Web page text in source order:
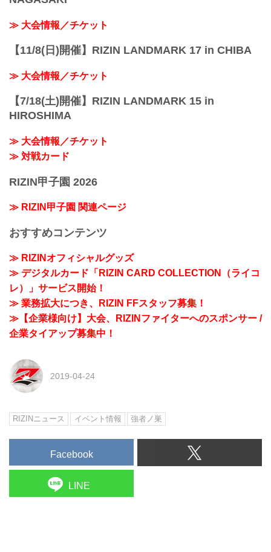
≫ 大会情報／チケット
【11/8(日)開催】RIZIN LANDMARK 17 in CHIBA
≫ 大会情報／チケット
【7/18(土)開催】RIZIN LANDMARK 15 in
HIROSHIMA
≫ 大会情報／チケット
≫ 対戦カード
RIZIN甲子園 2026
≫ RIZIN甲子園 関連ページ
おすすめコンテンツ
≫ RIZINオフィシャルグッズ
≫ デジタルカード「RIZIN CARD COLLECTION（ライコ
レ）」サービス開始！
≫ 業務拡大につき、RIZIN FFスタッフ募集！
≫【企業様向け】大会、RIZINファイターへのスポンサー /
企業タイアップ募集中！
2019-04-24
RIZINニュース イベント情報 強者ノ巣
Facebook
LINE